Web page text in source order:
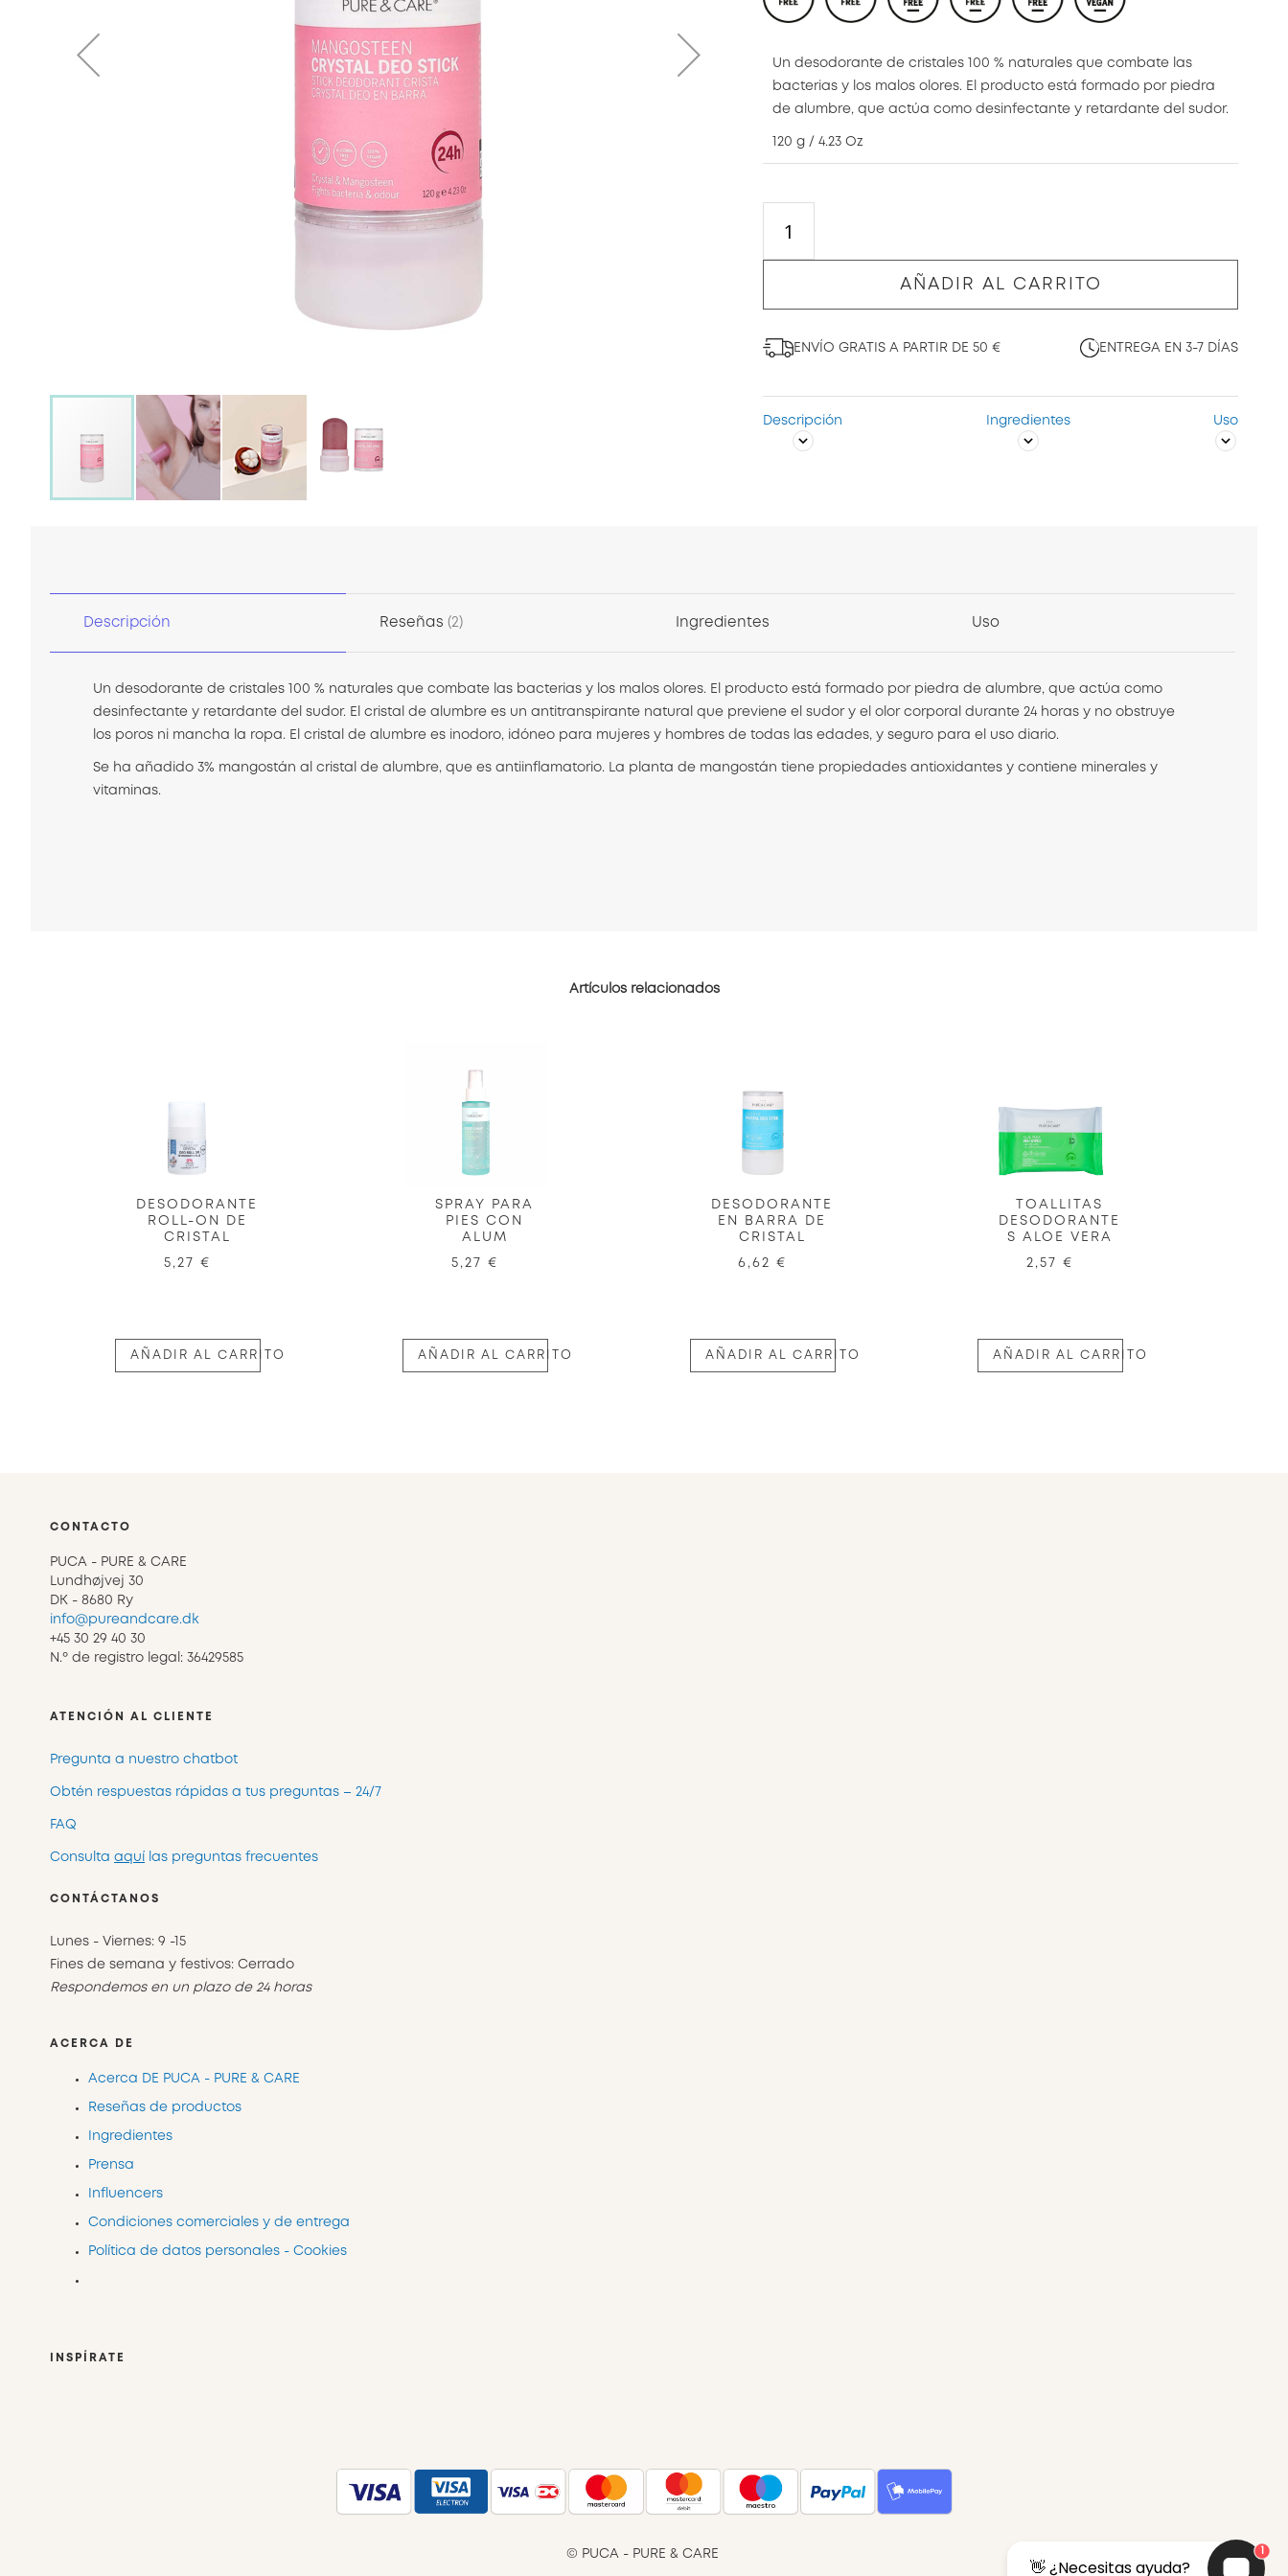
Un desodorante de cristales 100 % naturales que combate las
bacterias y los malos olores. El producto está formado por piedra
de alumbre, que actúa como desinfectante y retardante del sudor.
120 g / 4.23 Oz
AÑADIR AL CARRITO
ENVÍO GRATIS A PARTIR DE 50 € ENTREGA EN 3-7 DÍAS
Descripción Ingredientes Uso
Descripción
Un desodorante de cristales 100 % naturales que combate las bacterias y los malos olores. El producto está formado por piedra de alumbre, que actúa como
desinfectante y retardante del sudor. El cristal de alumbre es un antitranspirante natural que previene el sudor y el olor corporal durante 24 horas y no obstruye
los poros ni mancha la ropa. El cristal de alumbre es inodoro, idóneo para mujeres y hombres de todas las edades, y seguro para el uso diario.
Se ha añadido 3% mangostán al cristal de alumbre, que es antiinflamatorio. La planta de mangostán tiene propiedades antioxidantes y contiene minerales y
vitaminas.
Reseñas 2 Ingredientes Uso
Artículos relacionados
DESODORANTE
ROLL-ON DE
CRISTAL
5,27 €
AÑADIR AL CARRITO
SPRAY PARA
PIES CON
ALUM
5,27 €
AÑADIR AL CARRITO
DESODORANTE
EN BARRA DE
CRISTAL
6,62 €
AÑADIR AL CARRITO
TOALLITAS
DESODORANTE
S ALOE VERA
2,57 €
AÑADIR AL CARRITO
CONTACTO
PUCA - PURE & CARE
Lundhøjvej 30
DK - 8680 Ry
info@pureandcare.dk
+45 30 29 40 30
N.º de registro legal: 36429585
ATENCIÓN AL CLIENTE
Pregunta a nuestro chatbot
Obtén respuestas rápidas a tus preguntas – 24/7
FAQ
Consulta aquí las preguntas frecuentes
CONTÁCTANOS
Lunes - Viernes: 9 -15
Fines de semana y festivos: Cerrado
Respondemos en un plazo de 24 horas
ACERCA DE
Acerca DE PUCA - PURE & CARE
Reseñas de productos
Ingredientes
Prensa
Influencers
Condiciones comerciales y de entrega
Política de datos personales - Cookies
INSPÍRATE
© PUCA - PURE & CARE
👋 ¿Necesitas ayuda?
1